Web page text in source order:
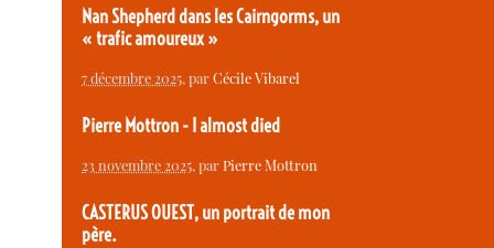
Nan Shepherd dans les Cairngorms, un
« trafic amoureux »
7 décembre 2025, parCécile Vibarel
Pierre Mottron - I almost died
23 novembre 2025, parPierre Mottron
CASTERUS OUEST, un portrait de mon
père.